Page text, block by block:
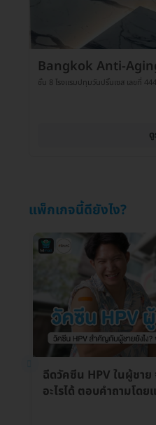
Bangkok Anti-
ชั้น 8 โรงแรมปทุมวันปริ๊นเซส เลขที่
แพ็กเกจนี้ดียังไง?
ฉีดวัคซีน HPV ในผู้ชาย
อะไรได้ ตอบคำถามโด